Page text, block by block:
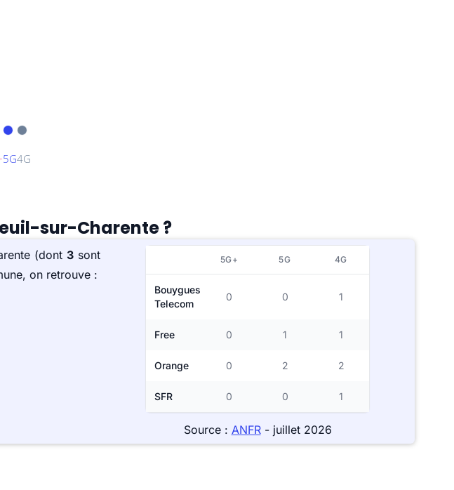
sur-Charente ?
(dont 3 sont
on retrouve :
5G+ 5G 4G
Bouygues
Telecom
0 0 1
Free 0 1 1
Orange 0 2 2
SFR 0 0 1
Source : ANFR- juillet 2026